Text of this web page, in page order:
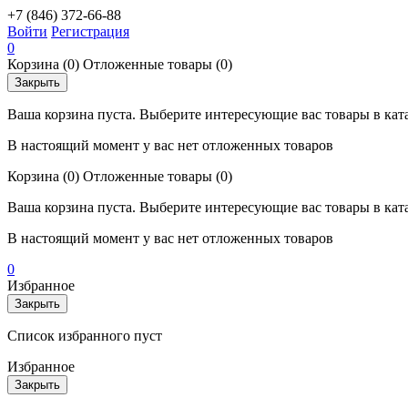
+7 (846) 372-66-88
Войти Регистрация
0
Корзина (0) Отложенные товары (0)
Закрыть
Ваша корзина пуста. Выберите интересующие вас товары в
В настоящий момент у вас нет отложенных товаров
Корзина (0) Отложенные товары (0)
Ваша корзина пуста. Выберите интересующие вас товары в
В настоящий момент у вас нет отложенных товаров
0
Избранное
Закрыть
Список избранного пуст
Избранное
Закрыть